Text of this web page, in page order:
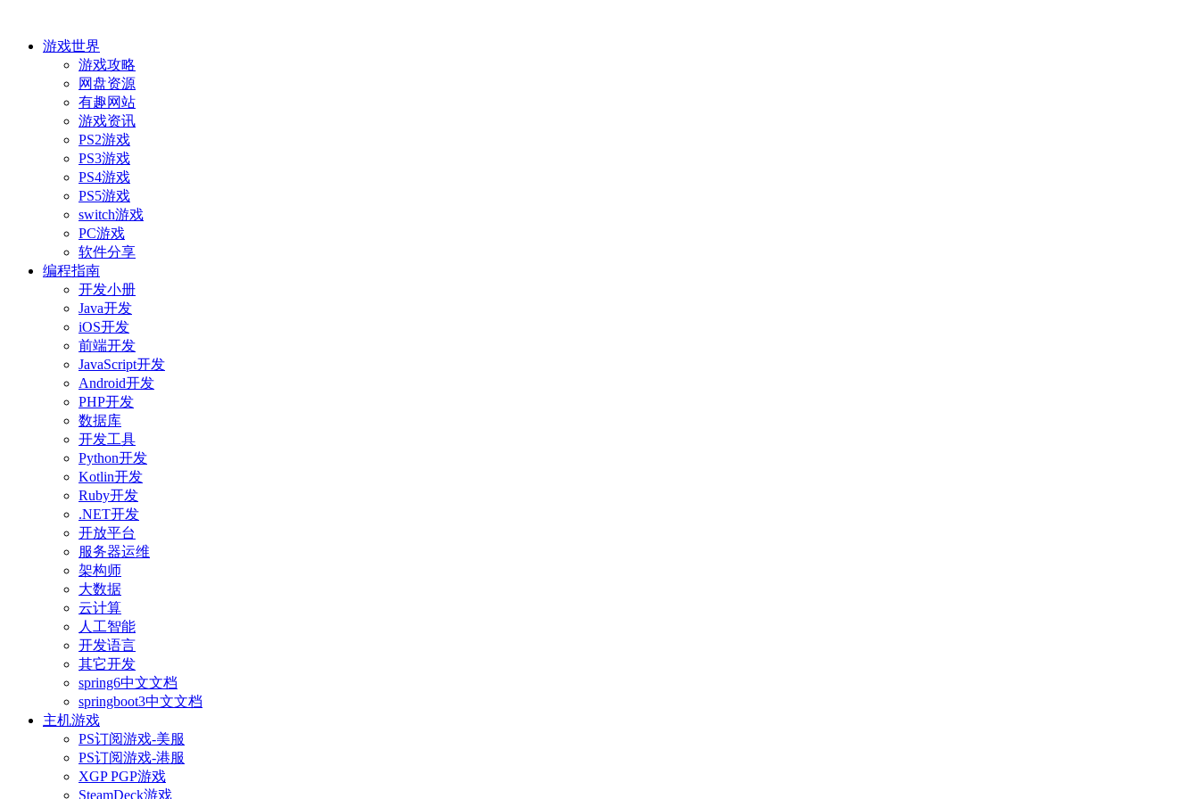
游戏世界
游戏攻略
网盘资源
有趣网站
游戏资讯
PS2游戏
PS3游戏
PS4游戏
PS5游戏
switch游戏
PC游戏
软件分享
编程指南
开发小册
Java开发
iOS开发
前端开发
JavaScript开发
Android开发
PHP开发
数据库
开发工具
Python开发
Kotlin开发
Ruby开发
.NET开发
开放平台
服务器运维
架构师
大数据
云计算
人工智能
开发语言
其它开发
spring6中文文档
springboot3中文文档
主机游戏
PS订阅游戏-美服
PS订阅游戏-港服
XGP PGP游戏
SteamDeck游戏